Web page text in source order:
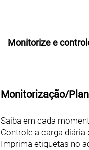
Monitorize e
Monitorização/
Saiba em cada
Controle a carga diária
Imprima etiquetas no